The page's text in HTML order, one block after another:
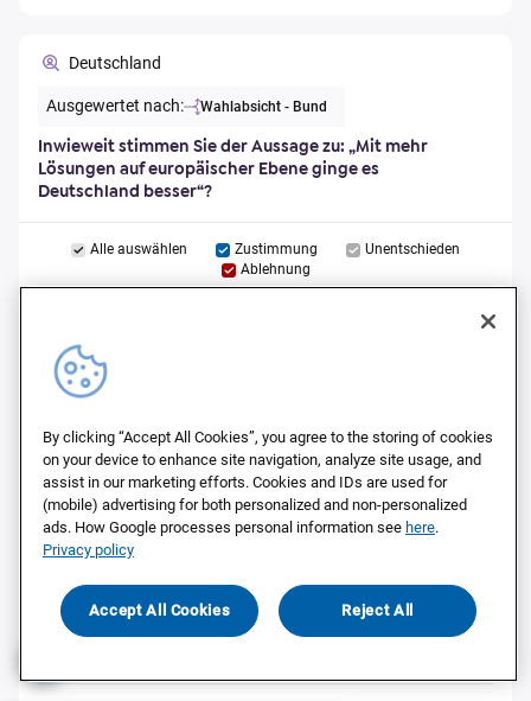
Deutschland
Ausgewertet nach: Wahlabsicht - Bund
Inwieweit stimmen Sie der Aussage zu: „Mit mehr
Lösungen auf europäischer Ebene ginge es
Deutschland besser“?
Alle auswählen Zustimmung
Unentschieden
Ablehnung
SPD
FDP
Linke
BSW
Sonstige
By clicking “Accept All Cookies”, you agree to the storing of cookies
on your device to enhance site navigation, analyze site usage, and
assist in our marketing efforts. Cookies and IDs are used for
(mobile) advertising for both personalized and non-personalized
ads. How Google processes personal information see here.
Privacy policy
Accept All Cookies Reject All